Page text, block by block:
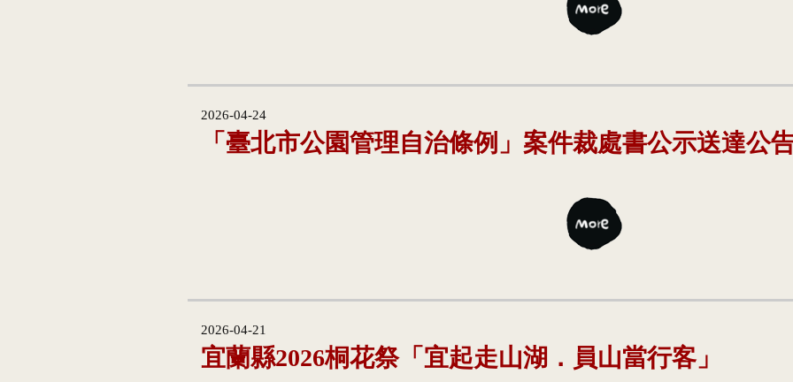
2026-04-24
「臺北市公園管理自治條例」案件裁處書公示送達公
2026-04-21
宜蘭縣2026桐花祭「宜起走山湖．員山當行客」